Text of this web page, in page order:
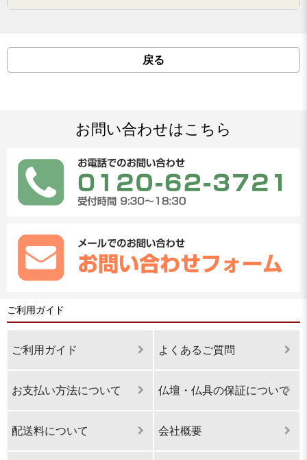
戻る
お問い合わせはこちら
ご利用ガイド
ご利用ガイド よくあるご質問
お支払い方法について 仏壇・仏具の保証について
配送料について 会社概要